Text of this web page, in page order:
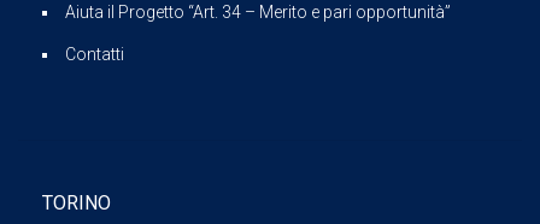
Aiuta il Progetto “Art. 34 – Merito e pari opportunità”
Contatti
TORINO